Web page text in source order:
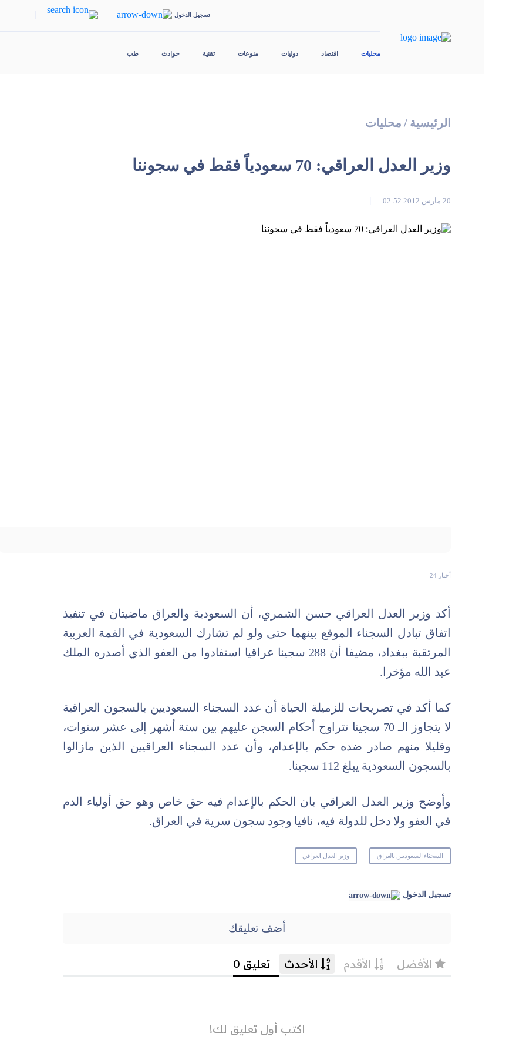
تسجيل الدخول
محليات اقتصاد دوليات منوعات تقنية حوادث طب
الرئيسية / محليات
وزير العدل العراقي: 70 سعودياً فقط في سجوننا
20 مارس 2012 02:52
أخبار 24
أكد وزير العدل العراقي حسن الشمري، أن السعودية والعراق ماضيتان في تنفيذ
اتفاق تبادل السجناء الموقع بينهما حتى ولو لم تشارك السعودية في القمة العربية
المرتقبة ببغداد، مضيفا أن 288 سجينا عراقيا استفادوا من العفو الذي أصدره الملك
عبد الله مؤخرا.
كما أكد في تصريحات للزميلة الحياة أن عدد السجناء السعوديين بالسجون العراقية
لا يتجاوز الـ 70 سجينا تتراوح أحكام السجن عليهم بين ستة أشهر إلى عشر سنوات،
وقليلا منهم صادر ضده حكم بالإعدام، وأن عدد السجناء العراقيين الذين مازالوا
بالسجون السعودية يبلغ 112 سجينا.
وأوضح وزير العدل العراقي بان الحكم بالإعدام فيه حق خاص وهو حق أولياء الدم
في العفو ولا دخل للدولة فيه، نافيا وجود سجون سرية في العراق.
السجناء السعوديين بالعراق وزير العدل العراقي
تسجيل الدخول
أضف تعليقك